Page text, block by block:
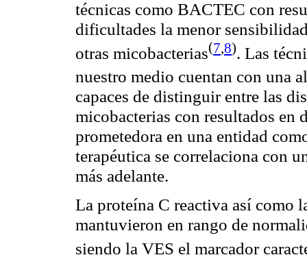
técnicas como BACTEC con
dificultades la menor
otras micobacterias(7,8). Las
nuestro medio cuentan con una
capaces de distinguir entre las
micobacterias con resultados en
prometedora en una entidad
terapéutica se correlaciona con
más adelante.
La proteína C reactiva así como
mantuvieron en rango de
siendo la VES el marcador